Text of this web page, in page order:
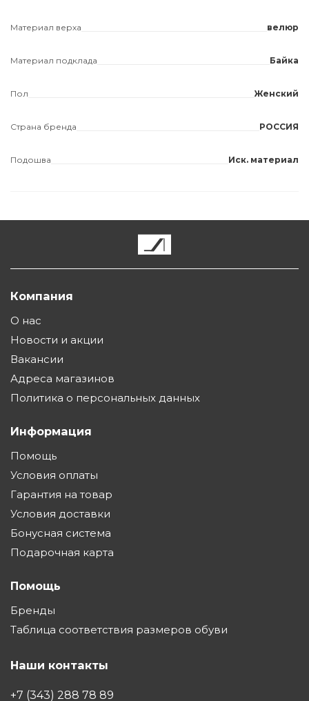
Материал верха велюр
Материал подклада Байка
Пол Женский
Страна бренда РОССИЯ
Подошва Иск. материал
Компания
О нас
Новости и акции
Вакансии
Адреса магазинов
Политика о персональных данных
Информация
Помощь
Условия оплаты
Гарантия на товар
Условия доставки
Бонусная система
Подарочная карта
Помощь
Бренды
Таблица соответствия размеров обуви
Наши контакты
+7 (343) 288 78 89